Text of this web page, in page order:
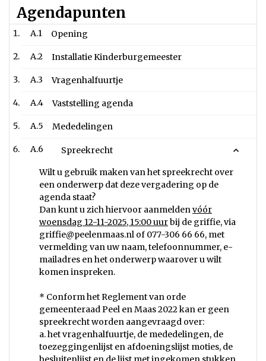
Agendapunten
A.1 Opening
A.2 Installatie Kinderburgemeester
A.3 Vragenhalfuurtje
A.4 Vaststelling agenda
A.5 Mededelingen
A.6 Spreekrecht
Wilt u gebruik maken van het spreekrecht over
een onderwerp dat deze vergadering op de
agenda staat?
Dan kunt u zich hiervoor aanmeldenvóór
woensdag 12-11-2025, 15:00 uurbij de griffie, via
griffie@peelenmaas.nl of 077-306 66 66, met
vermelding van uw naam, telefoonnummer, e-
mailadres en het onderwerp waarover u wilt
komen inspreken.
* Conform het Reglement van orde
gemeenteraad Peel en Maas 2022 kan er geen
spreekrecht worden aangevraagd over:
a. het vragenhalfuurtje, de mededelingen, de
toezeggingenlijst en afdoeningslijst moties, de